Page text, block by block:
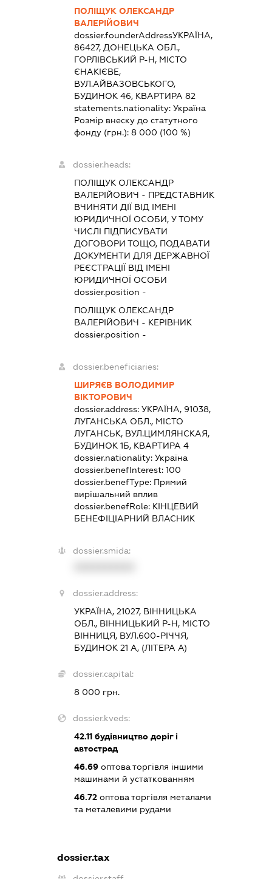
ПОЛІЩУК ОЛЕКСАНДР
ВАЛЕРІЙОВИЧ
dossier.founderAddressУКРАЇНА,
86427, ДОНЕЦЬКА ОБЛ.,
ГОРЛІВСЬКИЙ Р-Н, МІСТО
ЄНАКІЄВЕ,
ВУЛ.АЙВАЗОВСЬКОГО,
БУДИНОК 46, КВАРТИРА 82
statements.nationality:Україна
Розмір внеску до статутного
фонду (грн.):8 000 (100 %)
dossier.heads:
ПОЛІЩУК ОЛЕКСАНДР
ВАЛЕРІЙОВИЧ - ПРЕДСТАВНИК
ВЧИНЯТИ ДІЇ ВІД ІМЕНІ
ЮРИДИЧНОЇ ОСОБИ, У ТОМУ
ЧИСЛІ ПІДПИСУВАТИ
ДОГОВОРИ ТОЩО, ПОДАВАТИ
ДОКУМЕНТИ ДЛЯ ДЕРЖАВНОЇ
РЕЄСТРАЦІЇ ВІД ІМЕНІ
ЮРИДИЧНОЇ ОСОБИ
dossier.position -
ПОЛІЩУК ОЛЕКСАНДР
ВАЛЕРІЙОВИЧ - КЕРІВНИК
dossier.position -
dossier.beneficiaries:
ШИРЯЄВ ВОЛОДИМИР
ВІКТОРОВИЧ
dossier.address:УКРАЇНА, 91038,
ЛУГАНСЬКА ОБЛ., МІСТО
ЛУГАНСЬК, ВУЛ.ЦИМЛЯНСКАЯ,
БУДИНОК 1Б, КВАРТИРА 4
dossier.nationality:Україна
dossier.benefInterest:100
dossier.benefType: Прямий
вирішальний вплив
dossier.benefRole: КІНЦЕВИЙ
БЕНЕФІЦІАРНИЙ ВЛАСНИК
dossier.smida:
dossier.address:
УКРАЇНА, 21027, ВІННИЦЬКА
ОБЛ., ВІННИЦЬКИЙ Р-Н, МІСТО
ВІННИЦЯ, ВУЛ.600-РІЧЧЯ,
БУДИНОК 21 А, (ЛІТЕРА А)
dossier.capital:
8 000 грн.
dossier.kveds:
42.11 будівництво доріг і
автострад
46.69 оптова торгівля іншими
машинами й устаткованням
46.72 оптова торгівля металами
та металевими рудами
dossier.tax